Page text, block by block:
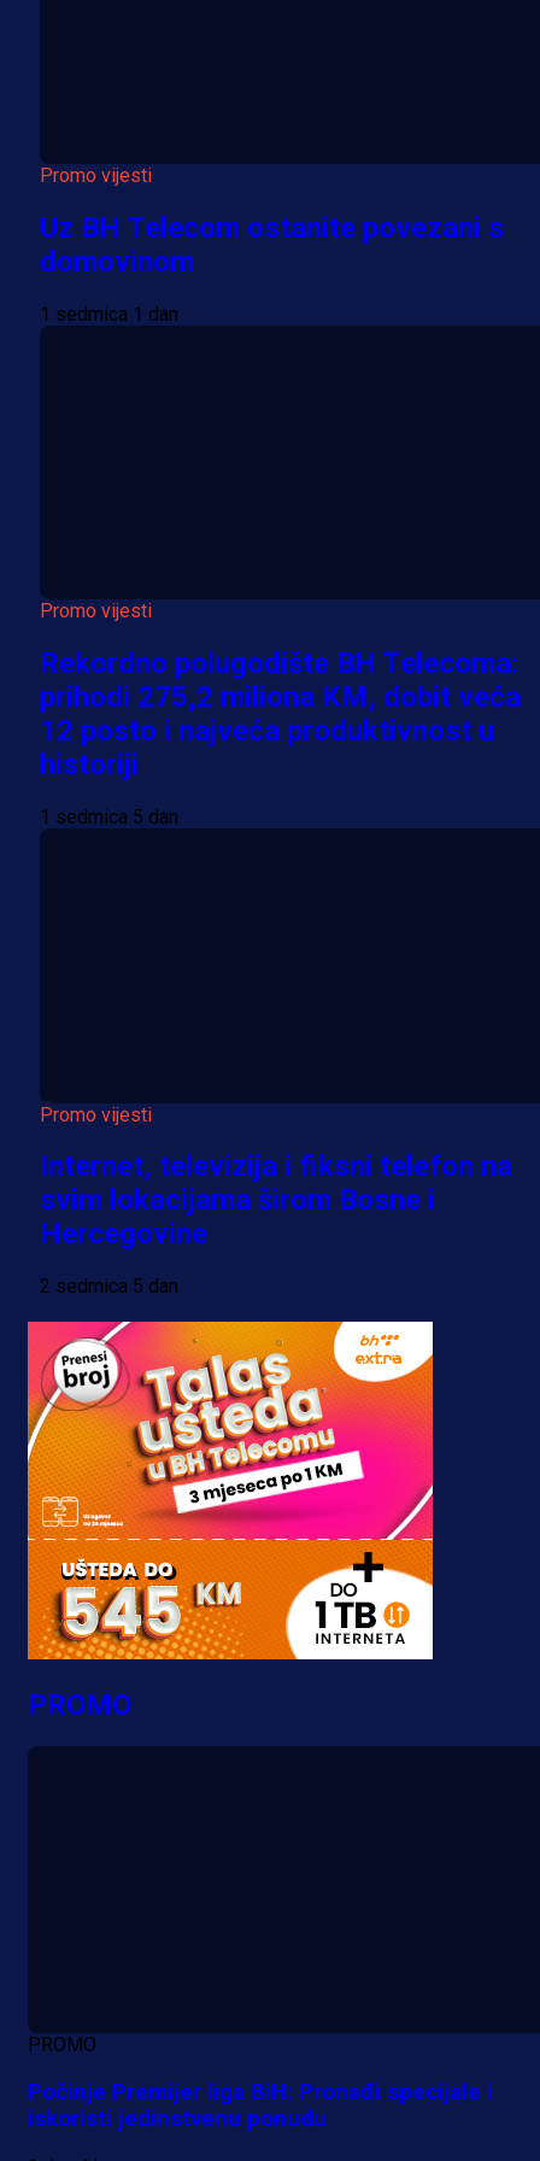
Promo vijesti
Uz BH Telecom ostanite povezani s
domovinom
1 sedmica 1 dan
Promo vijesti
Rekordno polugodište BH Telecoma:
prihodi 275,2 miliona KM, dobit veća
12 posto i najveća produktivnost u
historiji
1 sedmica 5 dan
Promo vijesti
Internet, televizija i fiksni telefon na
svim lokacijama širom Bosne i
Hercegovine
2 sedmica 5 dan
PROMO
PROMO
Počinje Premijer liga BiH: Pronađi specijale i
iskoristi jedinstvenu ponudu